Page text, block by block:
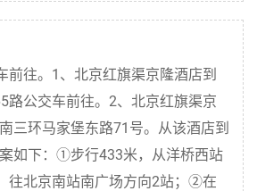
前往。1、北京红旗渠京隆酒店到
路公交车前往。2、北京红旗渠京
三环马家堡东路71号。从该酒店到
如下：①步行433米，从洋桥西站
往北京南站南广场方向2站；②在